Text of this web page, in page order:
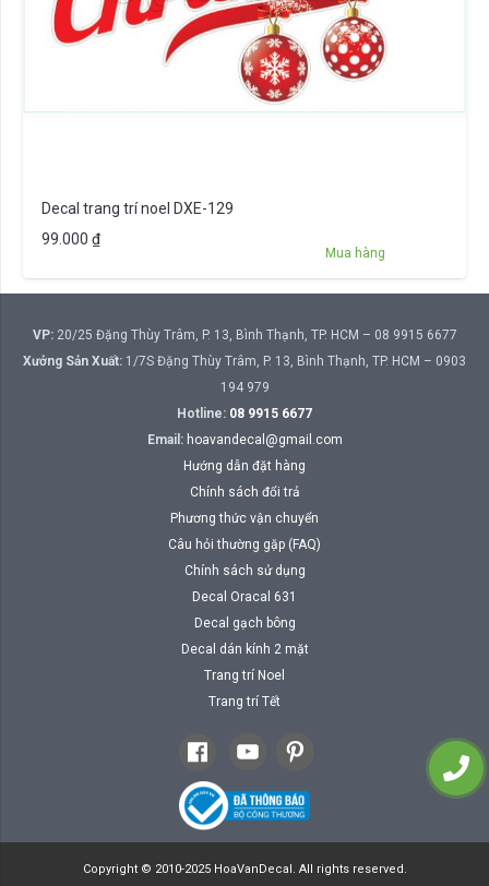
Decal trang trí noel DXE-129
99.000 ₫
Mua hàng
VP:20/25 Đặng Thùy Trâm, P. 13, Bình Thạnh, TP. HCM – 08 9915 6677
Xưởng Sản Xuất: 1/7S Đặng Thùy Trâm, P. 13, Bình Thạnh, TP. HCM – 0903
194 979
Hotline: 08 9915 6677
Email: hoavandecal@gmail.com
Hướng dẫn đặt hàng
Chính sách đổi trả
Phương thức vận chuyển
Câu hỏi thường gặp (FAQ)
Chính sách sử dụng
Decal Oracal 631
Decal gạch bông
Decal dán kính 2 mặt
Trang trí Noel
Trang trí Tết
Copyright © 2010-2025 HoaVanDecal. All rights reserved.